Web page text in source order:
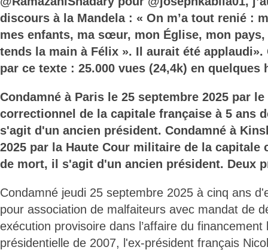
discours à la Mandela : « On m’a tout renié :
mes enfants, ma sœur, mon Église, mon
tends la main à Félix ». Il aurait été
par ce texte : 25.000 vues (24,4k) en quelques
Condamné à Paris le 25 septembre 2025 par
correctionnel de la capitale française à 5 ans
s'agit d'un ancien président. Condamné à
2025 par la Haute Cour militaire de la capitale
de mort, il s'agit d'un ancien président. Deux
Condamné jeudi 25 septembre 2025 à cinq ans
pour association de malfaiteurs avec mandat de
exécution provisoire dans l’affaire du
présidentielle de 2007, l'ex-président français